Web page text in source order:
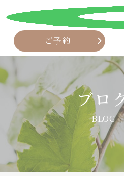
LINE
ご予約
ブロ
BLOG